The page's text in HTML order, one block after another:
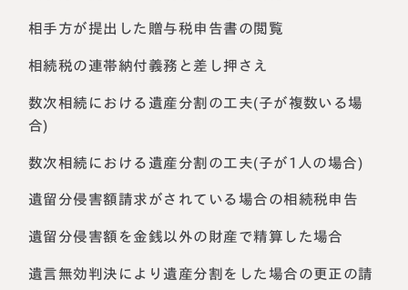
相手方が提出した贈与税申告書の閲覧
相続税の連帯納付義務と差し押さえ
数次相続における遺産分割の工夫(子が複数いる場
合)
数次相続における遺産分割の工夫(子が1人の場合)
遺留分侵害額請求がされている場合の相続税申告
遺留分侵害額を金銭以外の財産で精算した場合
遺言無効判決により遺産分割をした場合の更正の請